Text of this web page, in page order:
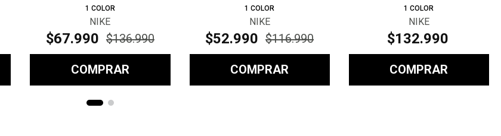
1 COLOR
NIKE
$67.990 $136.990
COMPRAR
1 COLOR
NIKE
$52.990 $116.990
COMPRAR
1 COLOR
NIKE
$132.990
COMPRAR